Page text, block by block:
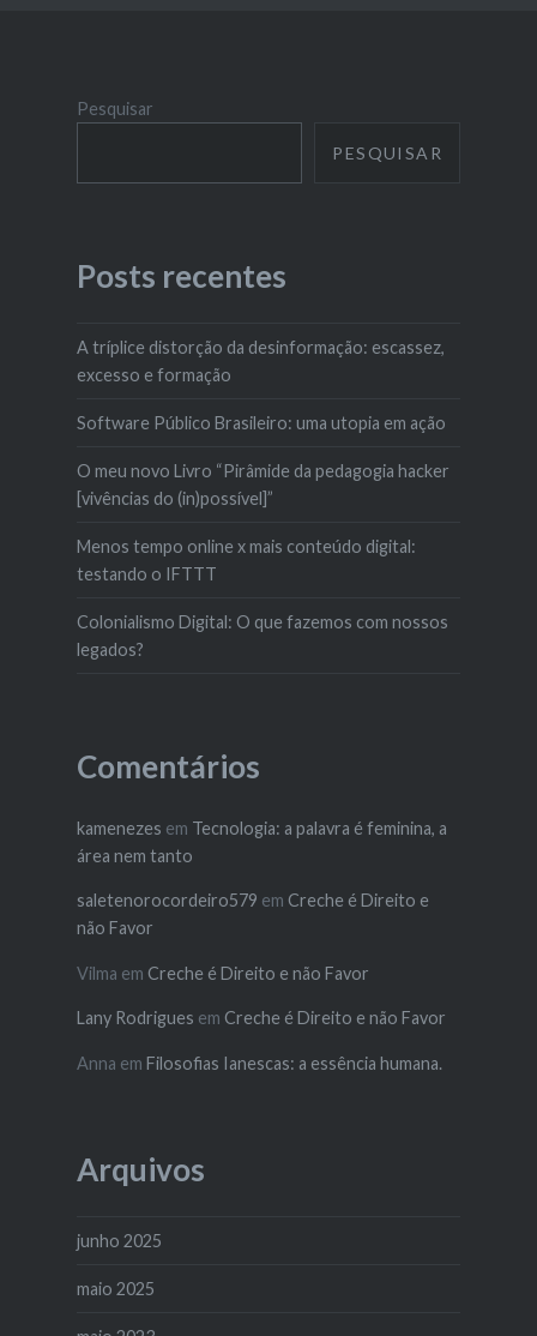
Pesquisar
PESQUISAR
Posts recentes
A tríplice distorção da desinformação: escassez,
excesso e formação
Software Público Brasileiro: uma utopia em ação
O meu novo Livro “Pirâmide da pedagogia hacker
[vivências do (in)possível]”
Menos tempo online x mais conteúdo digital:
testando o IFTTT
Colonialismo Digital: O que fazemos com nossos
legados?
Comentários
kamenezes em Tecnologia: a palavra é feminina, a
área nem tanto
saletenorocordeiro579 em Creche é Direito e
não Favor
Vilma em Creche é Direito e não Favor
Lany Rodrigues em Creche é Direito e não Favor
Anna em Filosofias Ianescas: a essência humana.
Arquivos
junho 2025
maio 2025